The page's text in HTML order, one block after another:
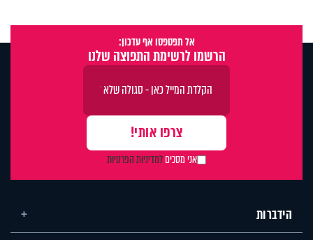
אל תפספסו אף עדכון:
הרשמו לרשימת התפוצה שלנו
אני מסכיםלמדיניות הפרטיות
הידברות